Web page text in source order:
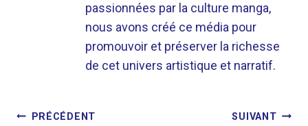
passionnées par la culture manga,
nous avons créé ce média pour
promouvoir et préserver la richesse
de cet univers artistique et narratif.
NAVIGATION
PRÉCÉDENT SUIVANT